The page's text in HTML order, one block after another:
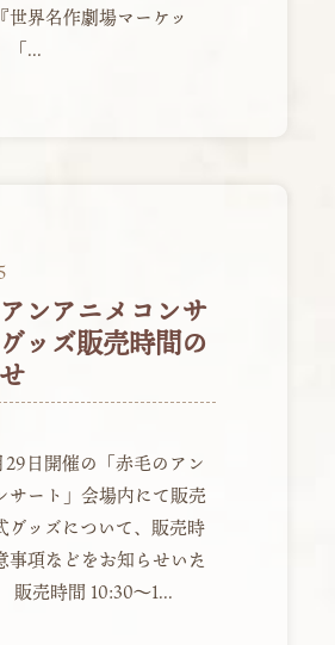
世界名作劇場マーケッ
「...
ンアニメコンサ
ッズ販売時間の
日開催の「赤毛のアン
サート」会場内にて販売
グッズについて、販売時
事項などをお知らせいた
売時間 10:30～1...